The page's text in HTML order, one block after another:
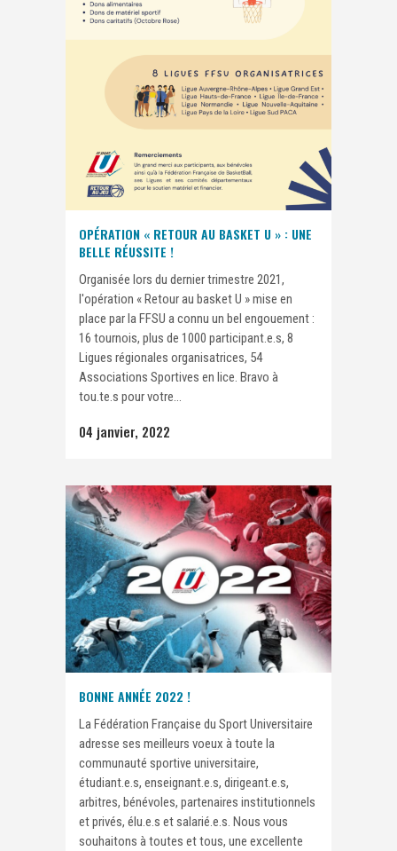
OPÉRATION « RETOUR AU BASKET U » : UNE
BELLE RÉUSSITE !
Organisée lors du dernier trimestre 2021,
l'opération « Retour au basket U » mise en
place par la FFSU a connu un bel engouement :
16 tournois, plus de 1000 participant.e.s, 8
Ligues régionales organisatrices, 54
Associations Sportives en lice. Bravo à
tou.te.s pour votre...
04 janvier, 2022
BONNE ANNÉE 2022 !
La Fédération Française du Sport Universitaire
adresse ses meilleurs voeux à toute la
communauté sportive universitaire,
étudiant.e.s, enseignant.e.s, dirigeant.e.s,
arbitres, bénévoles, partenaires institutionnels
et privés, élu.e.s et salarié.e.s. Nous vous
souhaitons à toutes et tous, une excellente